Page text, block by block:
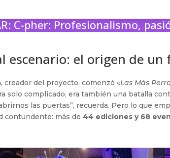
C-pher: Profesionalismo,
escenario: el origen de
, creador del proyecto, comenzó «Las Más
solo complicado, era también una batalla
las puertas”, recuerda. Pero lo que
contundente: más de44 ediciones y 68